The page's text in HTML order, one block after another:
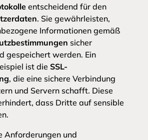
entscheidend für den
. Sie gewährleisten,
Informationen gemäß
sicher
gespeichert werden. Ein
ist die SSL-
, die eine sichere Verbindung
und Servern schafft. Diese
dass Dritte auf sensible
Anforderungen und